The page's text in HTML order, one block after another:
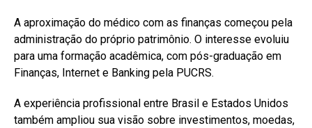
A aproximação do médico com as finanças começou pela
administração do próprio patrimônio. O interesse evoluiu
para uma formação acadêmica, com pós-graduação em
Finanças, Internet e Banking pela PUCRS.
A experiência profissional entre Brasil e Estados Unidos
também ampliou sua visão sobre investimentos, moedas,